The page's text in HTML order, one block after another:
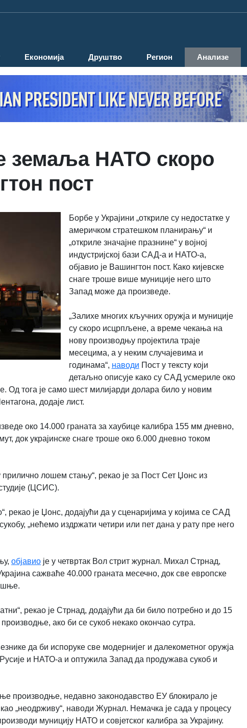
Економија Друштво Регион Анализе
земаља НАТО скоро
пост
Борбе у Украјини „откриле су недостатке у
америчком стратешком планирању“ и
„откриле значајне празнине“ у војној
индустријској бази САД-а и НАТО-а,
објавио је Вашингтон пост. Како кијевске
снаге троше више муниције него што
Запад може да произведе.
„Залихе многих кључних оружја и муниције
су скоро исцрпљене, а време чекања на
нову производњу пројектила траје
месецима, а у неким случајевима и
годинама“, наводи Пост у тексту који
детаљно описује како су САД усмериле око
Од тога је само шест милијарди долара било у новим
додаје лист.
око 14.000 граната за хаубице калибра 155 мм дневно,
док украјинске снаге троше око 6.000 дневно током
прилично лошем стању“, рекао је за Пост Сет Џонс из
(ЦСИС).
рекао је Џонс, додајући да у сценаријима у којима се САД
„нећемо издржати четири или пет дана у рату пре него
објавио је у четвртак Вол стрит журнал. Михал Стрнад,
сажваће 40.000 граната месечно, док све европске
рекао је Стрнад, додајући да би било потребно и до 15
ако би се сукоб некако окончао сутра.
да би испоруке све модернијег и далекометног оружја
и НАТО-а и оптужила Запад да продужава сукоб и
производње, недавно законодавство ЕУ блокирало је
„неодрживу“, наводи Журнал. Немачка је сада у процесу
муницију НАТО и совјетског калибра за Украјину.